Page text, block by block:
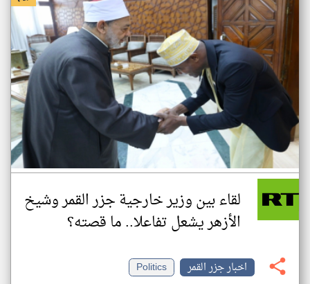
لقاء بين وزير خارجية جزر القمر وشيخ
الأزهر يشعل تفاعلا.. ما قصته؟
اخبار جزر القمر
Politics